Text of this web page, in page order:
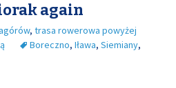
again
, trasa rowerowa powyżej
Boreczno, Iława, Siemiany,